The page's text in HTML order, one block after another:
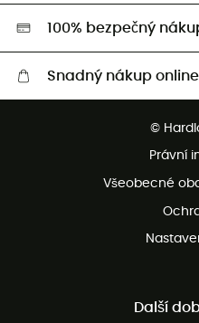
HardGreen
100% bezpečný
Snadný nákup online
Bezplatné vrácení do 100 dnů
©
Právní
Všeobecné
Další